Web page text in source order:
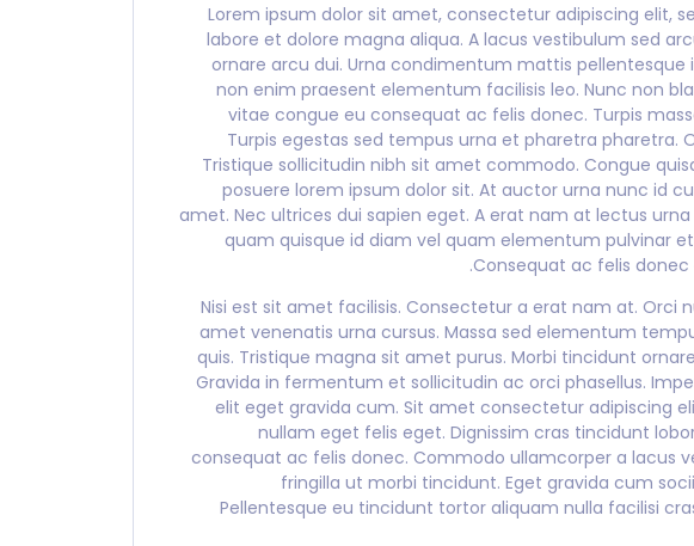
Lorem ipsum dolor sit amet, consectetur adipiscing elit,
labore et dolore magna aliqua. A lacus vestibulum sed
ornare arcu dui. Urna condimentum mattis pellentesque
non enim praesent elementum facilisis leo. Nunc non
vitae congue eu consequat ac felis donec. Turpis
Turpis egestas sed tempus urna et pharetra pharetra.
Tristique sollicitudin nibh sit amet commodo. Congue
posuere lorem ipsum dolor sit. At auctor urna nunc id
amet. Nec ultrices dui sapien eget. A erat nam at lectus urna
quam quisque id diam vel quam elementum pulvinar
Consequat ac felis
Nisi est sit amet facilisis. Consectetur a erat nam at. Orci
amet venenatis urna cursus. Massa sed elementum
quis. Tristique magna sit amet purus. Morbi tincidunt
Gravida in fermentum et sollicitudin ac orci phasellus.
elit eget gravida cum. Sit amet consectetur adipiscing
nullam eget felis eget. Dignissim cras tincidunt
consequat ac felis donec. Commodo ullamcorper a lacus
fringilla ut morbi tincidunt. Eget gravida cum
Pellentesque eu tincidunt tortor aliquam nulla facilisi